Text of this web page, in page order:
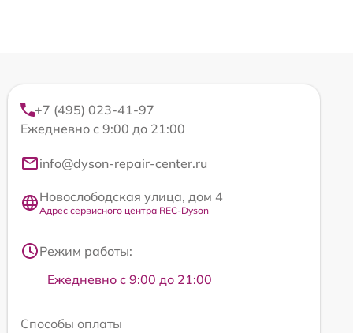
+7 (495) 023-41-97
Ежедневно с 9:00 до 21:00
info@dyson-repair-center.ru
Новослободская улица, дом 4
Адрес сервисного центра REC-Dyson
Режим работы:
Ежедневно с 9:00 до 21:00
Способы оплаты